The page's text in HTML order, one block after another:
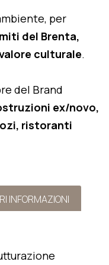
per
del Brenta,
culturale.
del Brand
ex/novo,
ristoranti
INFORMAZIONI